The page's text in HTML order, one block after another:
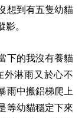
想到有五隻幼貓
。
下的我沒有養貓
外淋雨又於心不
雨中搬鋁梯爬上
等幼貓穩定下來